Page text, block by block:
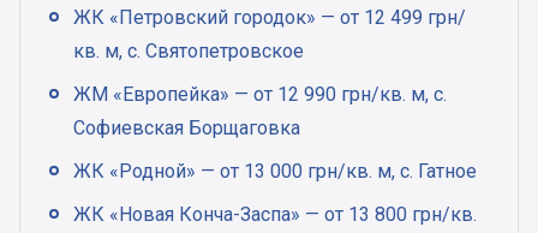
ЖК «Петровский городок» — от 12 499 грн/
кв. м, с. Святопетровское
ЖМ «Европейка» — от 12 990 грн/кв. м, с.
Софиевская Борщаговка
ЖК «Родной» — от 13 000 грн/кв. м, с. Гатное
ЖК «Новая Конча-Заспа» — от 13 800 грн/кв.